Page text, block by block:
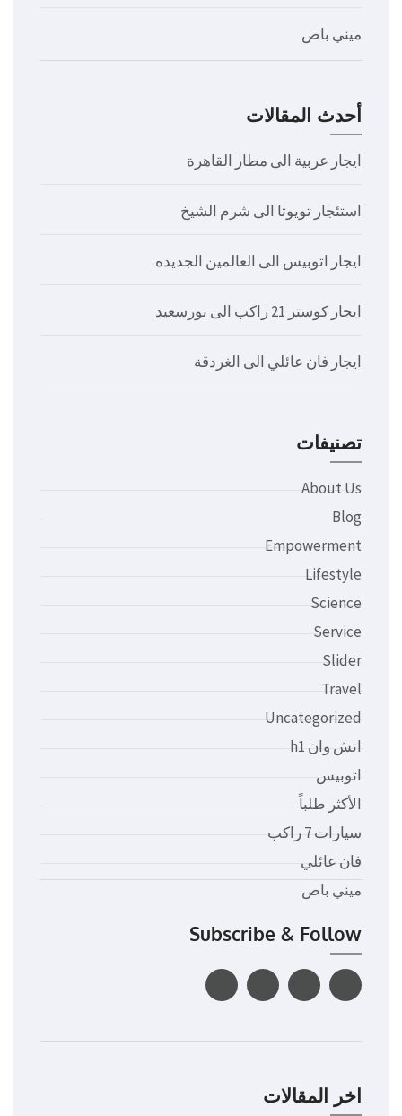
ميني باص
أحدث المقالات
ايجار عربية الى مطار القاهرة
استئجار تويوتا الى شرم الشيخ
ايجار اتوبيس الى العالمين الجديده
ايجار كوستر 21 راكب الى بورسعيد
ايجار فان عائلي الى الغردقة
تصنيفات
About Us
Blog
Empowerment
Lifestyle
Science
Service
Slider
Travel
Uncategorized
اتش وان h1
اتوبيس
الأكثر طلباً
سيارات 7 راكب
فان عائلي
ميني باص
Subscribe & Follow
اخر المقالات